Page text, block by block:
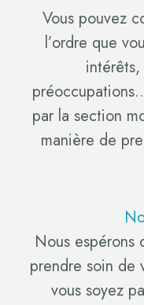
Vous pouvez
l’ordre que
par la section
manière de
Nous espérons
prendre soin de
vous soyez